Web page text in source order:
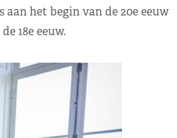
het begin van de 20e eeuw
18e eeuw.